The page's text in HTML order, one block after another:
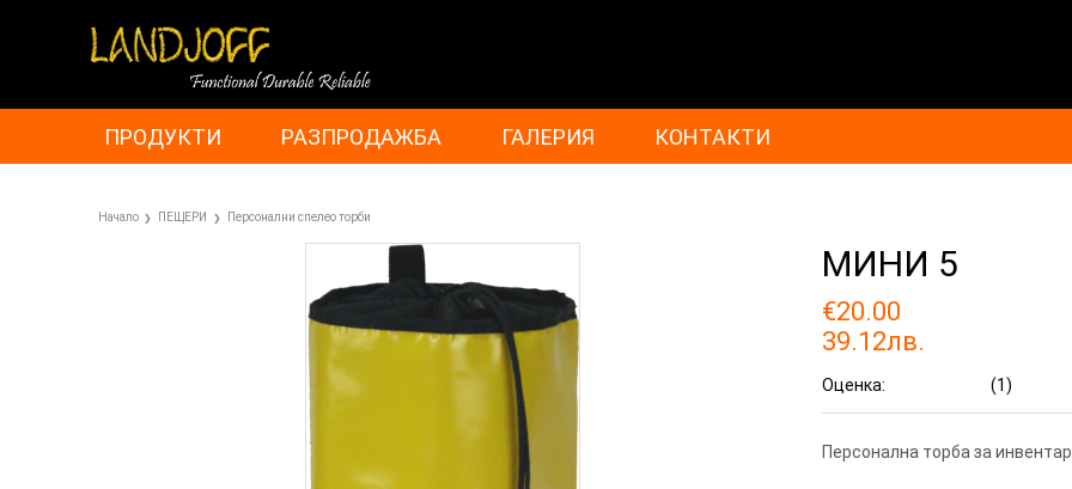
ПРОДУКТИ РАЗПРОДАЖБА ГАЛЕРИЯ КОНТАКТИ
Начало ПЕЩЕРИ Персонални спелео торби
МИНИ 5
€20.00
39.12лв.
Оценка: (1)
Персонална торба за инвентар